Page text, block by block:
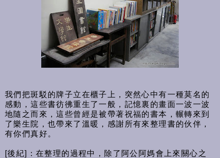
我們把斑駁的牌子立在櫃子上，突然心中有一種莫名的
感動，這些書彷彿重生了一般，記憶裏的畫面一波一波
地隨之而來，這些曾經是被帶著祝福的書本，輾轉來到
了樂生院，也帶來了溫暖，感謝所有來整理書的伙伴，
有你們真好。
[後紀]：在整理的過程中，除了阿公阿媽會上來關心之